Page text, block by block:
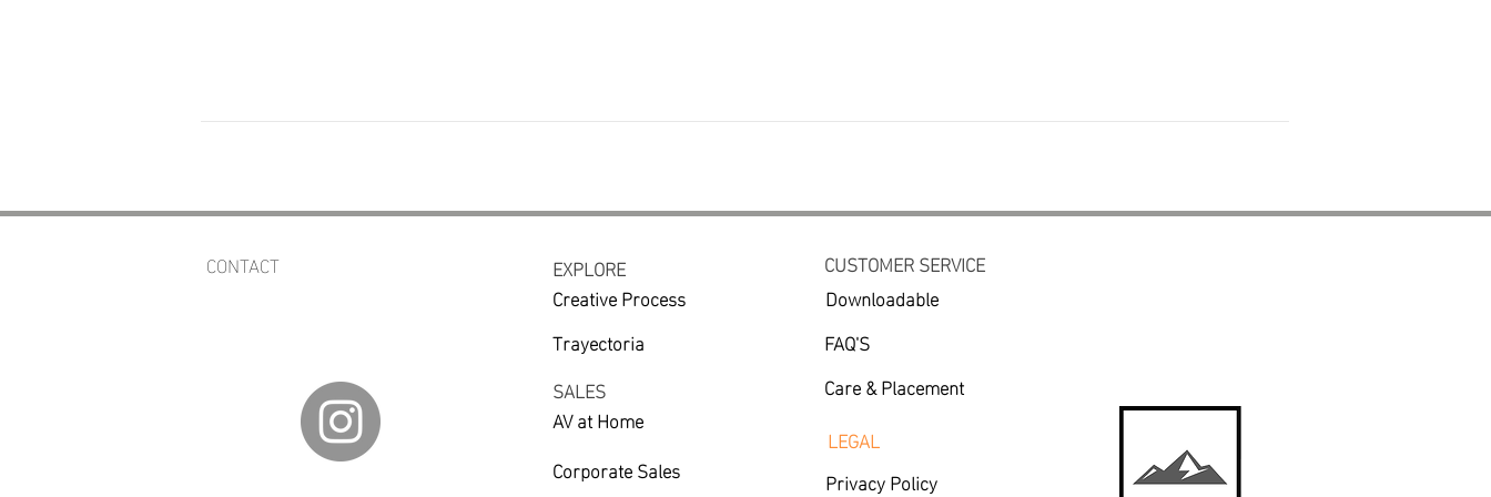
CONTACT
EXPLORE
Creative Process
Trayectoria
SALES
AV at Home
Corporate Sales
CUSTOMER SERVICE
Downloadable
FAQ'S
Care & Placement
LEGAL
Privacy Policy